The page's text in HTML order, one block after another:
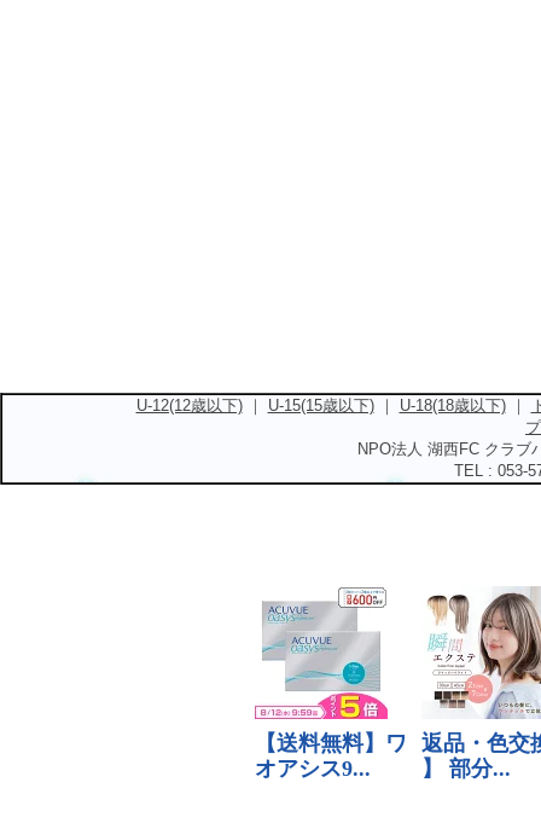
U-12(12歳以下)｜ U-15(15歳以下)｜ U-18(18歳以下)｜
NPO法人 湖西FC クラ
TEL : 053-